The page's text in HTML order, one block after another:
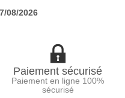
08/2026
Paiement sécurisé
Paiement en ligne 100%
sécurisé